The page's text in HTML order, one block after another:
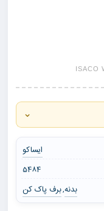
ISACO
⌄
ایساکو
5484
بدنه,برف پاک کن